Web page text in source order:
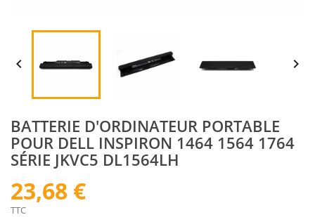
 
BATTERIE D'ORDINATEUR PORTABLE
POUR DELL INSPIRON 1464 1564 1764
SÉRIE JKVC5 DL1564LH
23,68 €
TTC